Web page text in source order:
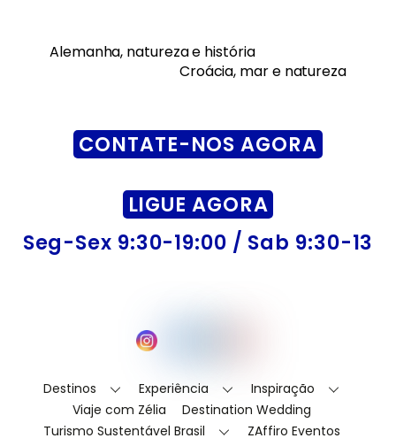
Alemanha, natureza e história
Croácia, mar e natureza
CONTATE-NOS AGORA
LIGUE AGORA
Seg-Sex 9:30-19:00 / Sab 9:30-13
Top
Instagram
Destinos Experiência
Inspiração
Viaje com Zélia
Destination Wedding
Turismo Sustentável Brasil
ZAffiro Eventos